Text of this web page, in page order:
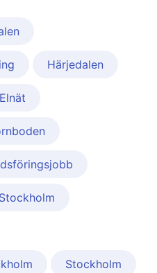
Härjedalen
Stockholm